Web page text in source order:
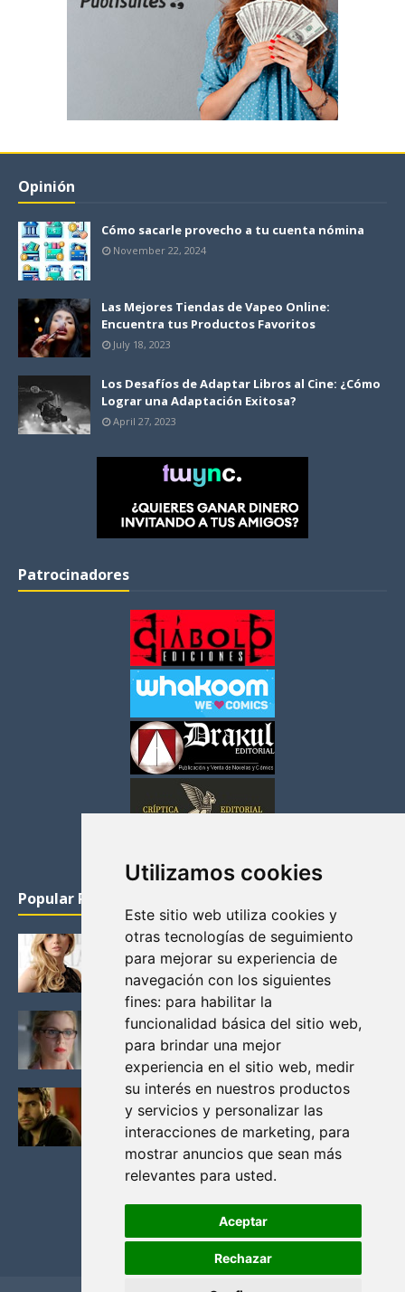
Utilizamos cookies
Este sitio web utiliza cookies y
otras tecnologías de seguimiento
para mejorar su experiencia de
navegación con los siguientes
fines: para habilitar la
funcionalidad básica del sitio web,
para brindar una mejor
experiencia en el sitio web, medir
su interés en nuestros productos
y servicios y personalizar las
interacciones de marketing, para
mostrar anuncios que sean más
relevantes para usted.
Aceptar
Rechazar
Opinión
Cómo sacarle provecho a tu cuenta nómina
November 22, 2024
Las Mejores Tiendas de Vapeo Online:
Encuentra tus Productos Favoritos
July 18, 2023
Los Desafíos de Adaptar Libros al Cine: ¿Cómo
Lograr una Adaptación Exitosa?
April 27, 2023
Patrocinadores
Popular Posts
KATHERYN WINNICK: LA ACTRIZ MAS GUAPA DE
VIKINGOS
Junio 14, 2013
FELICITY (EMILY BETT RICKARDS), LAS FOTOS
MAS BONITAS DE LA ALIADA DE ARROW
Noviembre 30, 2013
BLACK MIRROR: TODA TU HISTORIA. EPISODIO 3.
LA CRITICA
Mayo 17, 2012